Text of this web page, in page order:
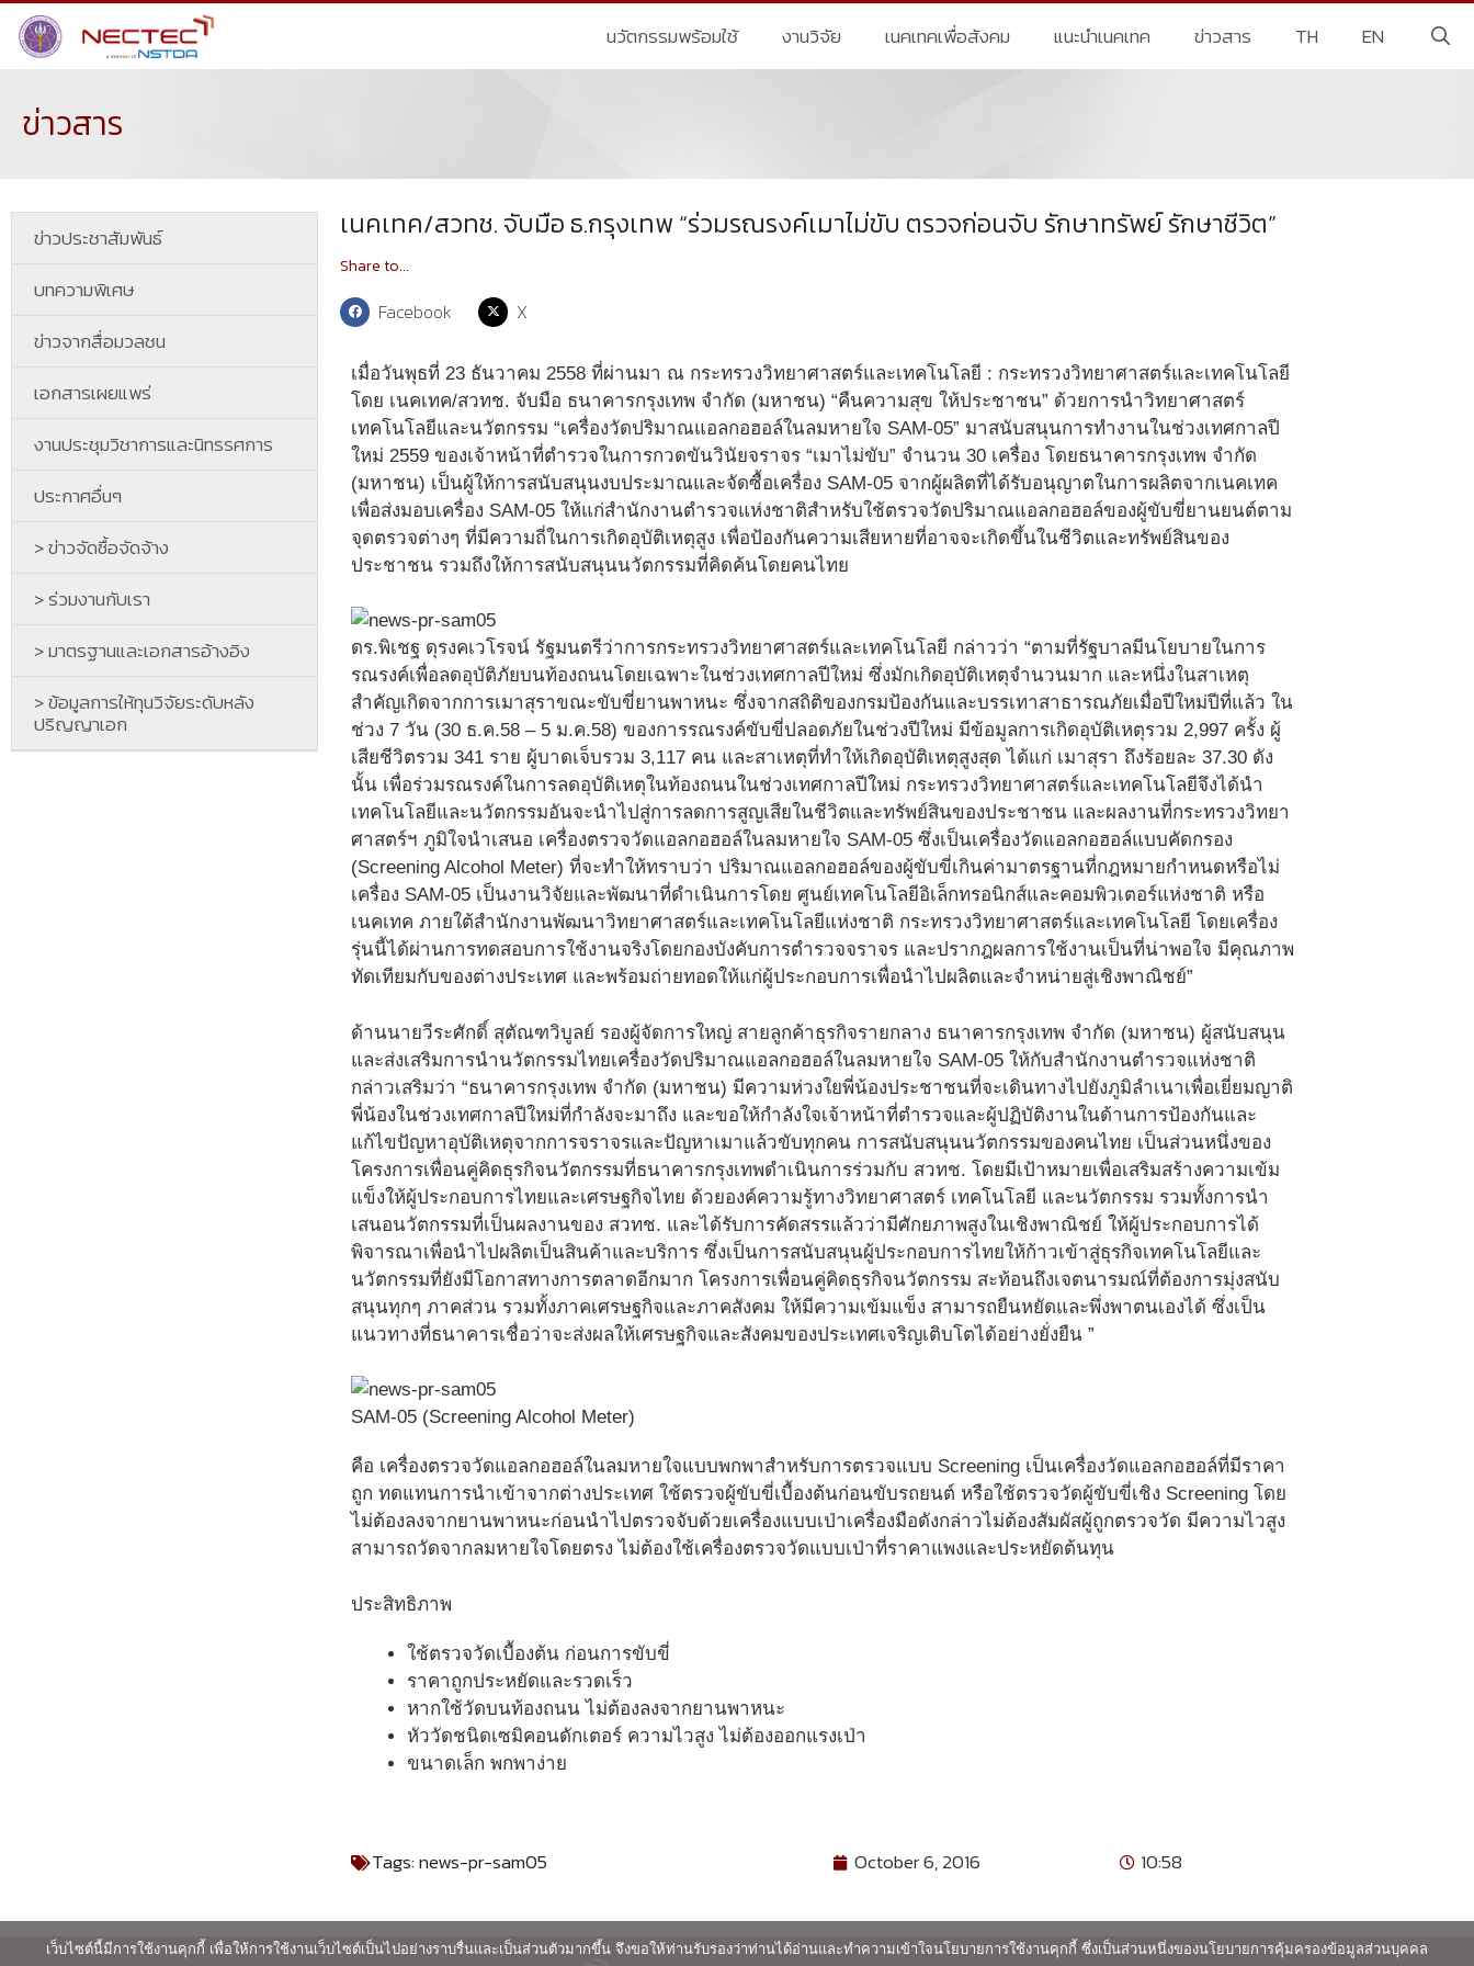
นวัตกรรมพร้อมใช้ งานวิจัย เนคเทคเพื่อสังคม แนะนำเนคเทค ข่าวสาร TH EN
ข่าวสาร
ข่าวประชาสัมพันธ์
บทความพิเศษ
ข่าวจากสื่อมวลชน
เอกสารเผยแพร่
งานประชุมวิชาการและนิทรรศการ
ประกาศอื่นๆ
> ข่าวจัดซื้อจัดจ้าง
> ร่วมงานกับเรา
> มาตรฐานและเอกสารอ้างอิง
> ข้อมูลการให้ทุนวิจัยระดับหลัง
ปริญญาเอก
เนคเทค/สวทช. จับมือ ธ.กรุงเทพ “ร่วมรณรงค์เมาไม่ขับ ตรวจก่อนจับ รักษาทรัพย์ รักษาชีวิต”
Share to...
Facebook X
เมื่อวันพุธที่ 23 ธันวาคม 2558 ที่ผ่านมา ณ กระทรวงวิทยาศาสตร์และเทคโนโลยี : กระทรวงวิทยาศาสตร์และเทคโนโลยี
โดย เนคเทค/สวทช. จับมือ ธนาคารกรุงเทพ จำกัด (มหาชน) “คืนความสุข ให้ประชาชน” ด้วยการนำวิทยาศาสตร์
เทคโนโลยีและนวัตกรรม “เครื่องวัดปริมาณแอลกอฮอล์ในลมหายใจ SAM-05” มาสนับสนุนการทำงานในช่วงเทศกาลปี
ใหม่ 2559 ของเจ้าหน้าที่ตำรวจในการกวดขันวินัยจราจร “เมาไม่ขับ” จำนวน 30 เครื่อง โดยธนาคารกรุงเทพ จำกัด
(มหาชน) เป็นผู้ให้การสนับสนุนงบประมาณและจัดซื้อเครื่อง SAM-05 จากผู้ผลิตที่ได้รับอนุญาตในการผลิตจากเนคเทค
เพื่อส่งมอบเครื่อง SAM-05 ให้แก่สำนักงานตำรวจแห่งชาติสำหรับใช้ตรวจวัดปริมาณแอลกอฮอล์ของผู้ขับขี่ยานยนต์ตาม
จุดตรวจต่างๆ ที่มีความถี่ในการเกิดอุบัติเหตุสูง เพื่อป้องกันความเสียหายที่อาจจะเกิดขึ้นในชีวิตและทรัพย์สินของ
ประชาชน รวมถึงให้การสนับสนุนนวัตกรรมที่คิดค้นโดยคนไทย
ดร.พิเชฐ ดุรงคเวโรจน์ รัฐมนตรีว่าการกระทรวงวิทยาศาสตร์และเทคโนโลยี กล่าวว่า “ตามที่รัฐบาลมีนโยบายในการ
รณรงค์เพื่อลดอุบัติภัยบนท้องถนนโดยเฉพาะในช่วงเทศกาลปีใหม่ ซึ่งมักเกิดอุบัติเหตุจำนวนมาก และหนึ่งในสาเหตุ
สำคัญเกิดจากการเมาสุราขณะขับขี่ยานพาหนะ ซึ่งจากสถิติของกรมป้องกันและบรรเทาสาธารณภัยเมื่อปีใหม่ปีที่แล้ว ใน
ช่วง 7 วัน (30 ธ.ค.58 – 5 ม.ค.58) ของการรณรงค์ขับขี่ปลอดภัยในช่วงปีใหม่ มีข้อมูลการเกิดอุบัติเหตุรวม 2,997 ครั้ง ผู้
เสียชีวิตรวม 341 ราย ผู้บาดเจ็บรวม 3,117 คน และสาเหตุที่ทำให้เกิดอุบัติเหตุสูงสุด ได้แก่ เมาสุรา ถึงร้อยละ 37.30 ดัง
นั้น เพื่อร่วมรณรงค์ในการลดอุบัติเหตุในท้องถนนในช่วงเทศกาลปีใหม่ กระทรวงวิทยาศาสตร์และเทคโนโลยีจึงได้นำ
เทคโนโลยีและนวัตกรรมอันจะนำไปสู่การลดการสูญเสียในชีวิตและทรัพย์สินของประชาชน และผลงานที่กระทรวงวิทยา
ศาสตร์ฯ ภูมิใจนำเสนอ เครื่องตรวจวัดแอลกอฮอล์ในลมหายใจ SAM-05 ซึ่งเป็นเครื่องวัดแอลกอฮอล์แบบคัดกรอง
(Screening Alcohol Meter) ที่จะทำให้ทราบว่า ปริมาณแอลกอฮอล์ของผู้ขับขี่เกินค่ามาตรฐานที่กฎหมายกำหนดหรือไม่
เครื่อง SAM-05 เป็นงานวิจัยและพัฒนาที่ดำเนินการโดย ศูนย์เทคโนโลยีอิเล็กทรอนิกส์และคอมพิวเตอร์แห่งชาติ หรือ
เนคเทค ภายใต้สำนักงานพัฒนาวิทยาศาสตร์และเทคโนโลยีแห่งชาติ กระทรวงวิทยาศาสตร์และเทคโนโลยี โดยเครื่อง
รุ่นนี้ได้ผ่านการทดสอบการใช้งานจริงโดยกองบังคับการตำรวจจราจร และปรากฎผลการใช้งานเป็นที่น่าพอใจ มีคุณภาพ
ทัดเทียมกับของต่างประเทศ และพร้อมถ่ายทอดให้แก่ผู้ประกอบการเพื่อนำไปผลิตและจำหน่ายสู่เชิงพาณิชย์”
ด้านนายวีระศักดิ์ สุตัณฑวิบูลย์ รองผู้จัดการใหญ่ สายลูกค้าธุรกิจรายกลาง ธนาคารกรุงเทพ จำกัด (มหาชน) ผู้สนับสนุน
และส่งเสริมการนำนวัตกรรมไทยเครื่องวัดปริมาณแอลกอฮอล์ในลมหายใจ SAM-05 ให้กับสำนักงานตำรวจแห่งชาติ
กล่าวเสริมว่า “ธนาคารกรุงเทพ จำกัด (มหาชน) มีความห่วงใยพี่น้องประชาชนที่จะเดินทางไปยังภูมิลำเนาเพื่อเยี่ยมญาติ
พี่น้องในช่วงเทศกาลปีใหม่ที่กำลังจะมาถึง และขอให้กำลังใจเจ้าหน้าที่ตำรวจและผู้ปฏิบัติงานในด้านการป้องกันและ
แก้ไขปัญหาอุบัติเหตุจากการจราจรและปัญหาเมาแล้วขับทุกคน การสนับสนุนนวัตกรรมของคนไทย เป็นส่วนหนึ่งของ
โครงการเพื่อนคู่คิดธุรกิจนวัตกรรมที่ธนาคารกรุงเทพดำเนินการร่วมกับ สวทช. โดยมีเป้าหมายเพื่อเสริมสร้างความเข้ม
แข็งให้ผู้ประกอบการไทยและเศรษฐกิจไทย ด้วยองค์ความรู้ทางวิทยาศาสตร์ เทคโนโลยี และนวัตกรรม รวมทั้งการนำ
เสนอนวัตกรรมที่เป็นผลงานของ สวทช. และได้รับการคัดสรรแล้วว่ามีศักยภาพสูงในเชิงพาณิชย์ ให้ผู้ประกอบการได้
พิจารณาเพื่อนำไปผลิตเป็นสินค้าและบริการ ซึ่งเป็นการสนับสนุนผู้ประกอบการไทยให้ก้าวเข้าสู่ธุรกิจเทคโนโลยีและ
นวัตกรรมที่ยังมีโอกาสทางการตลาดอีกมาก โครงการเพื่อนคู่คิดธุรกิจนวัตกรรม สะท้อนถึงเจตนารมณ์ที่ต้องการมุ่งสนับ
สนุนทุกๆ ภาคส่วน รวมทั้งภาคเศรษฐกิจและภาคสังคม ให้มีความเข้มแข็ง สามารถยืนหยัดและพึ่งพาตนเองได้ ซึ่งเป็น
แนวทางที่ธนาคารเชื่อว่าจะส่งผลให้เศรษฐกิจและสังคมของประเทศเจริญเติบโตได้อย่างยั่งยืน ”
SAM-05 (Screening Alcohol Meter)
คือ เครื่องตรวจวัดแอลกอฮอล์ในลมหายใจแบบพกพาสำหรับการตรวจแบบ Screening เป็นเครื่องวัดแอลกอฮอล์ที่มีราคา
ถูก ทดแทนการนำเข้าจากต่างประเทศ ใช้ตรวจผู้ขับขี่เบื้องต้นก่อนขับรถยนต์ หรือใช้ตรวจวัดผู้ขับขี่เชิง Screening โดย
ไม่ต้องลงจากยานพาหนะก่อนนำไปตรวจจับด้วยเครื่องแบบเป่าเครื่องมือดังกล่าวไม่ต้องสัมผัสผู้ถูกตรวจวัด มีความไวสูง
สามารถวัดจากลมหายใจโดยตรง ไม่ต้องใช้เครื่องตรวจวัดแบบเป่าที่ราคาแพงและประหยัดต้นทุน
ประสิทธิภาพ
ใช้ตรวจวัดเบื้องต้น ก่อนการขับขี่
ราคาถูกประหยัดและรวดเร็ว
หากใช้วัดบนท้องถนน ไม่ต้องลงจากยานพาหนะ
หัววัดชนิดเซมิคอนดักเตอร์ ความไวสูง ไม่ต้องออกแรงเป่า
ขนาดเล็ก พกพาง่าย
Tags:news-pr-sam05 October 6, 2016 10:58
เว็บไซต์นี้มีการใช้งานคุกกี้ เพื่อให้การใช้งานเว็บไซต์เป็นไปอย่างราบรื่นและเป็นส่วนตัวมากขึ้น จึงขอให้ท่านรับรองว่าท่านได้อ่านและทำความเข้าใจนโยบายการใช้งานคุกกี้ ซึ่งเป็นส่วนหนึ่งของนโยบายการคุ้มครองข้อมูลส่วนบุคคล